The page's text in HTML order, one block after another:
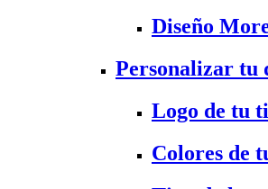
Diseño
Personalizar tu
Logo de tu
Colores de